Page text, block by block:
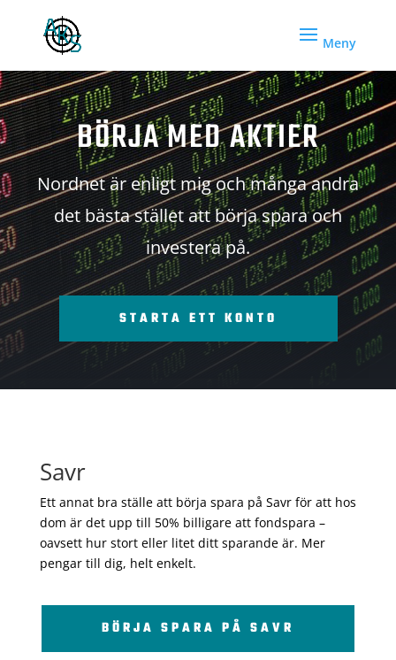
BÖRJA MED AKTIER
Nordnet är enligt mig och många andra
det bästa stället att börja spara och
investera på.
STARTA ETT KONTO
Savr
Ett annat bra ställe att börja spara på Savr för att hos
dom är det upp till 50% billigare att fondspara –
oavsett hur stort eller litet ditt sparande är. Mer
pengar till dig, helt enkelt.
BÖRJA SPARA PÅ SAVR